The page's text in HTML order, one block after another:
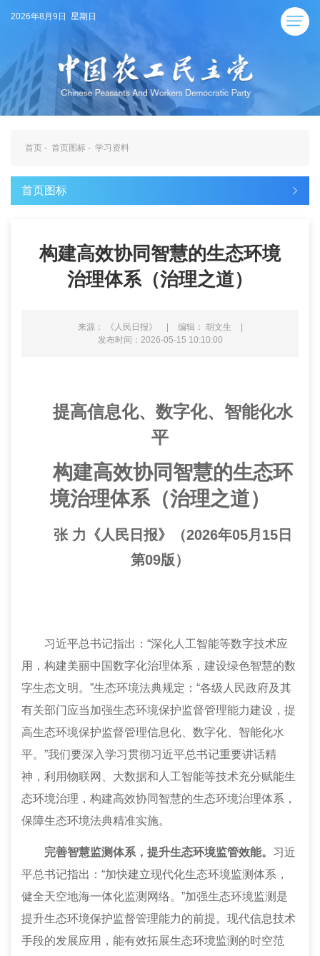
2026年8月9日 星期日
首页 - 首页图标 - 学习资料
首页图标
构建高效协同智慧的生态环境
治理体系（治理之道）
来源： 《人民日报》 | 编辑： 胡文生
|
发布时间：2026-05-15 10:10:00
提高信息化、数字化、智能化水
平
构建高效协同智慧的生态环
境治理体系（治理之道）
张 力《人民日报》（2026年05月15日
第09版）
习近平总书记指出：“深化人工智能等数字技术应
用，构建美丽中国数字化治理体系，建设绿色智慧的数
字生态文明。”生态环境法典规定：“各级人民政府及其
有关部门应当加强生态环境保护监督管理能力建设，提
高生态环境保护监督管理信息化、数字化、智能化水
平。”我们要深入学习贯彻习近平总书记重要讲话精
神，利用物联网、大数据和人工智能等技术充分赋能生
态环境治理，构建高效协同智慧的生态环境治理体系，
保障生态环境法典精准实施。
完善智慧监测体系，提升生态环境监管效能。 习近
平总书记指出：“加快建立现代化生态环境监测体系，
健全天空地海一体化监测网络。”加强生态环境监测是
提升生态环境保护监督管理能力的前提。现代信息技术
手段的发展应用，能有效拓展生态环境监测的时空范